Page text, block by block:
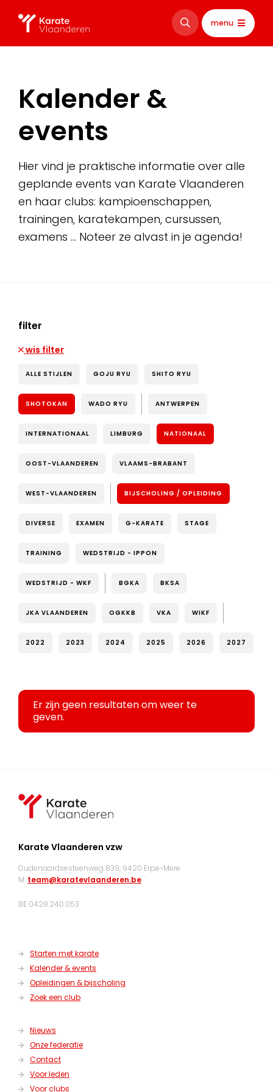
menu
Kalender &
events
Hier vind je praktische informatie over alle
geplande events van Karate Vlaanderen
en haar clubs: kampioenschappen,
trainingen, karatekampen, cursussen,
examens … Noteer ze alvast in je agenda!
filter
wis filter
ALLE STIJLEN GOJU RYU SHITO RYU
SHOTOKAN WADO RYU ANTWERPEN
INTERNATIONAAL LIMBURG NATIONAAL
OOST-VLAANDEREN VLAAMS-BRABANT
WEST-VLAANDEREN BIJSCHOLING / OPLEIDING
DIVERSE EXAMEN G-KARATE STAGE
TRAINING WEDSTRIJD - IPPON
WEDSTRIJD - WKF BGKA BKSA
JKA VLAANDEREN OGKKB VKA WIKF
2022 2023 2024 2025 2026 2027
Er zijn geen resultaten om weer te
geven.
Karate Vlaanderen vzw
Oudenaardsesteenweg 839, 9420 Erpe-Mere
M: team@karatevlaanderen.be
BE 0428.240.053
Starten met karate
Kalender & events
Opleidingen & bijscholing
Zoek een club
Nieuws
Onze federatie
Contact
Voor leden
Voor clubs